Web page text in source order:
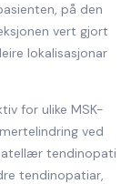
på den
vert gjort
lokalisasjonar
for ulike MSK-
ved
tendinopati
tendinopatiar,